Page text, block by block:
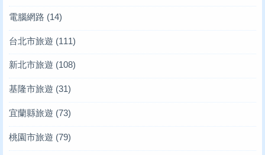
電腦網路 (14)
台北市旅遊 (111)
新北市旅遊 (108)
基隆市旅遊 (31)
宜蘭縣旅遊 (73)
桃園市旅遊 (79)